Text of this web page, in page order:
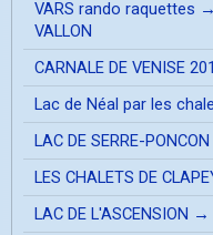
VARS rando raquettes
VALLON
CARNALE DE VENISE
Lac de Néal par les
LAC DE SERRE-
LES CHALETS DE
LAC DE L'ASCENSION